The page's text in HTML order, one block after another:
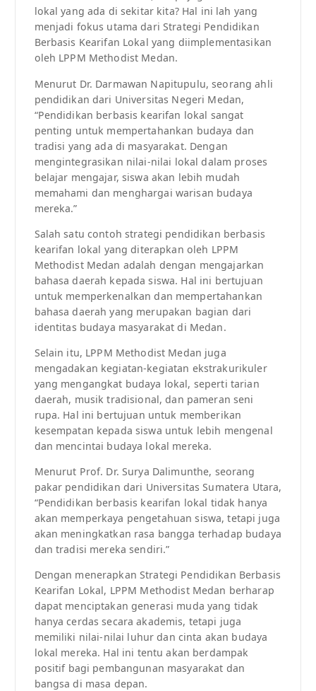
lokal yang ada di sekitar kita? Hal ini lah yang
menjadi fokus utama dari Strategi Pendidikan
Berbasis Kearifan Lokal yang diimplementasikan
oleh LPPM Methodist Medan.
Menurut Dr. Darmawan Napitupulu, seorang ahli
pendidikan dari Universitas Negeri Medan,
“Pendidikan berbasis kearifan lokal sangat
penting untuk mempertahankan budaya dan
tradisi yang ada di masyarakat. Dengan
mengintegrasikan nilai-nilai lokal dalam proses
belajar mengajar, siswa akan lebih mudah
memahami dan menghargai warisan budaya
mereka.”
Salah satu contoh strategi pendidikan berbasis
kearifan lokal yang diterapkan oleh LPPM
Methodist Medan adalah dengan mengajarkan
bahasa daerah kepada siswa. Hal ini bertujuan
untuk memperkenalkan dan mempertahankan
bahasa daerah yang merupakan bagian dari
identitas budaya masyarakat di Medan.
Selain itu, LPPM Methodist Medan juga
mengadakan kegiatan-kegiatan ekstrakurikuler
yang mengangkat budaya lokal, seperti tarian
daerah, musik tradisional, dan pameran seni
rupa. Hal ini bertujuan untuk memberikan
kesempatan kepada siswa untuk lebih mengenal
dan mencintai budaya lokal mereka.
Menurut Prof. Dr. Surya Dalimunthe, seorang
pakar pendidikan dari Universitas Sumatera Utara,
“Pendidikan berbasis kearifan lokal tidak hanya
akan memperkaya pengetahuan siswa, tetapi juga
akan meningkatkan rasa bangga terhadap budaya
dan tradisi mereka sendiri.”
Dengan menerapkan Strategi Pendidikan Berbasis
Kearifan Lokal, LPPM Methodist Medan berharap
dapat menciptakan generasi muda yang tidak
hanya cerdas secara akademis, tetapi juga
memiliki nilai-nilai luhur dan cinta akan budaya
lokal mereka. Hal ini tentu akan berdampak
positif bagi pembangunan masyarakat dan
bangsa di masa depan.